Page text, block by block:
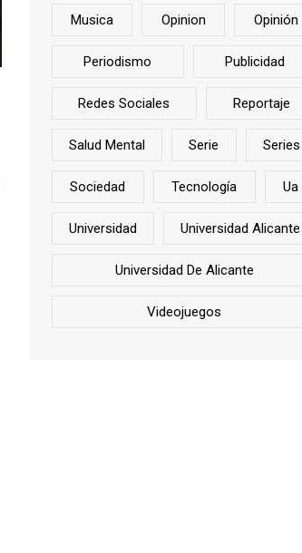
Musica Opinion Opinión
Periodismo Publicidad
Redes Sociales Reportaje
Salud Mental Serie Series
Sociedad Tecnología Ua
Universidad Universidad Alicante
Universidad De Alicante
Videojuegos